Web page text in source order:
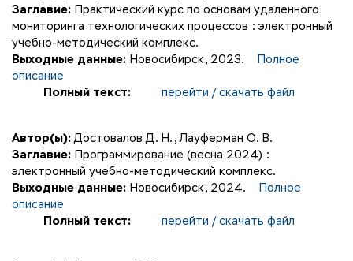
Заглавие: Практический курс по основам удаленного
мониторинга технологических процессов : электронный
учебно-методический комплекс.
Выходные данные: Новосибирск, 2023.
Полное
описание
Полный текст:
перейти / скачать файл
Автор(ы): Достовалов Д. Н. ,Лауферман О. В.
Заглавие: Программирование (весна 2024) :
электронный учебно-методический комплекс.
Выходные данные: Новосибирск, 2024.
Полное
описание
Полный текст:
перейти / скачать файл